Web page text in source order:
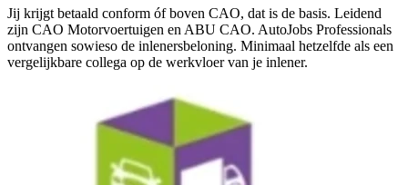
Jij krijgt betaald conform óf boven CAO, dat is de basis. Leidend
zijn CAO Motorvoertuigen en ABU CAO. AutoJobs Professionals
ontvangen sowieso de inlenersbeloning. Minimaal hetzelfde als een
vergelijkbare collega op de werkvloer van je inlener.